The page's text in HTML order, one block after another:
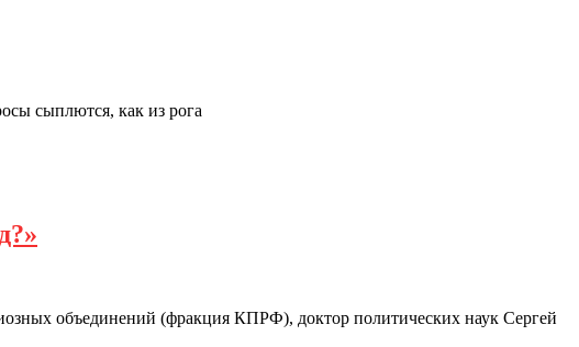
сыплются, как из рога
объединений (фракция КПРФ), доктор политических наук Сергей